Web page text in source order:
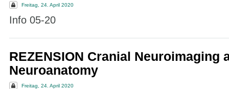
Freitag, 24. April 2020
Info 05-20
REZENSION Cranial Neuroimaging
Neuroanatomy
Freitag, 24. April 2020